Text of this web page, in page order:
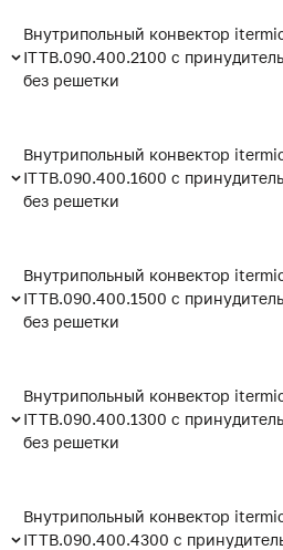
Внутрипольный конвектор
ITTB.090.400.2100 с
без решетки
Внутрипольный конвектор
ITTB.090.400.1600 с
без решетки
Внутрипольный конвектор
ITTB.090.400.1500 с
без решетки
Внутрипольный конвектор
ITTB.090.400.1300 с
без решетки
Внутрипольный конвектор
ITTB.090.400.4300 с